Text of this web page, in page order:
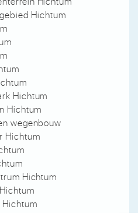
Hichtum
Hichtum
Hichtum
wegenbouw
Hichtum
Hichtum